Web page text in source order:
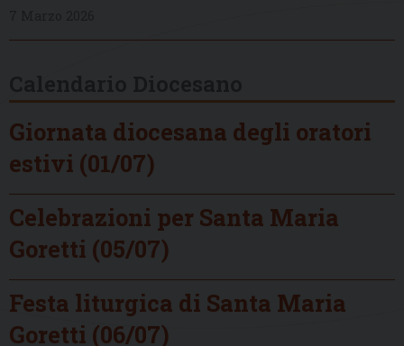
Giornata diocesana degli oratori
estivi (01/07)
Celebrazioni per Santa Maria
Goretti (05/07)
Festa liturgica di Santa Maria
Goretti (06/07)